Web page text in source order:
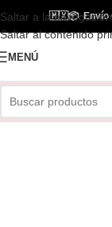
Saltar a la navegación
Saltar al contenido
🇲🇽📦Envío
MENÚ